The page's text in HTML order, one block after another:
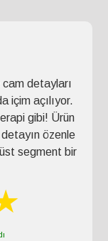
detayları
içim açılıyor.
gibi! Ürün
özenle
segment bir